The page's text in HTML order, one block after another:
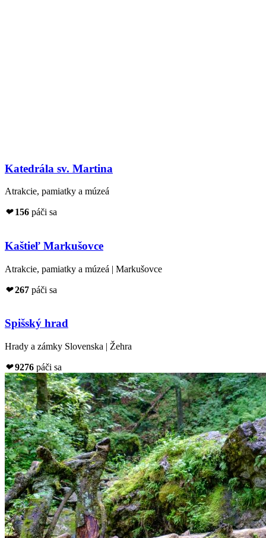
Katedrála sv. Martina
Atrakcie, pamiatky a múzeá
❤ 156 páči sa
Kaštieľ Markušovce
Atrakcie, pamiatky a múzeá | Markušovce
❤ 267 páči sa
Spišský hrad
Hrady a zámky Slovenska | Žehra
❤ 9276 páči sa